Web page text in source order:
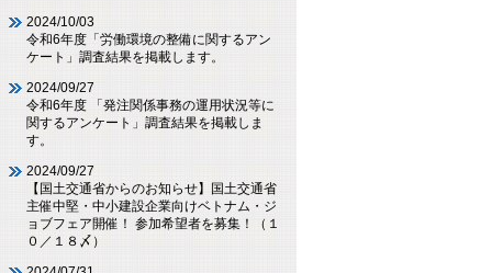
2024/10/03
令和6年度「労働環境の整備に関するアン
ケート」調査結果を掲載します。
2024/09/27
令和6年度 「発注関係事務の運用状況等に
関するアンケート」調査結果を掲載しま
す。
2024/09/27
【国土交通省からのお知らせ】国土交通省
主催中堅・中小建設企業向けベトナム・ジ
ョブフェア開催！ 参加希望者を募集！（１
０／１８〆）